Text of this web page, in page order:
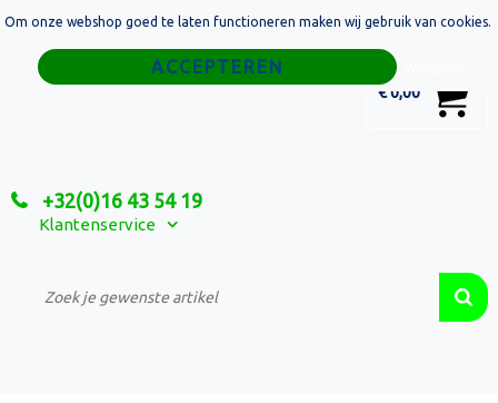
€ 0,00
+32(0)16 43 54 19
Klantenservice
Home
Relatiegeschenken
Custom Made Projecten
Om onze webshop goed te laten functioneren maken wij gebruik van cookies.